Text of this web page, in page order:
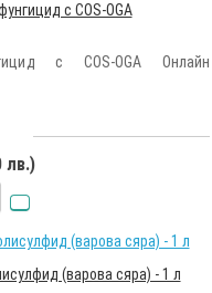
с COS-OGA
с COS-OGA Онлайн
лв.)
(варова сяра) - 1 л